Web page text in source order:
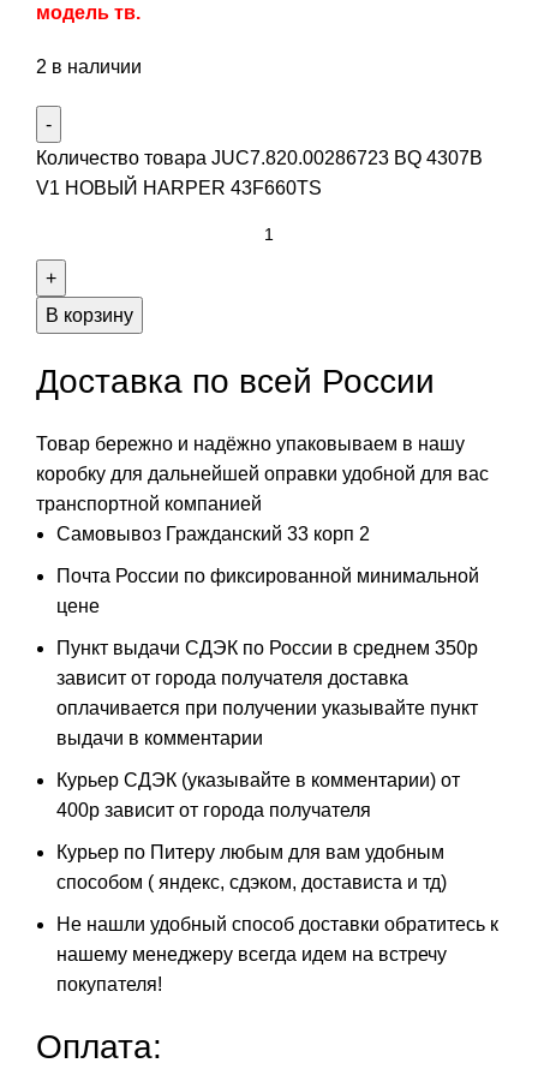
модель тв.
2 в наличии
Количество товара JUC7.820.00286723 BQ 4307B
V1 НОВЫЙ HARPER 43F660TS
В корзину
Доставка по всей России
Товар бережно и надёжно упаковываем в нашу
коробку для дальнейшей оправки удобной для вас
транспортной компанией
Самовывоз Гражданский 33 корп 2
Почта России по фиксированной минимальной
цене
Пункт выдачи СДЭК по России в среднем 350р
зависит от города получателя доставка
оплачивается при получении указывайте пункт
выдачи в комментарии
Курьер СДЭК (указывайте в комментарии) от
400р зависит от города получателя
Курьер по Питеру любым для вам удобным
способом ( яндекс, сдэком, достависта и тд)
Не нашли удобный способ доставки обратитесь к
нашему менеджеру всегда идем на встречу
покупателя!
Оплата: